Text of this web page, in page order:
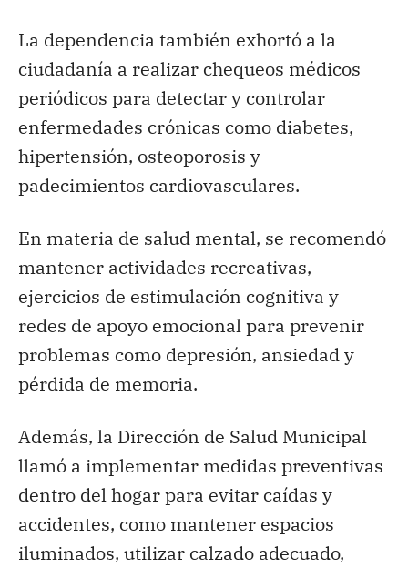
La dependencia también exhortó a la
ciudadanía a realizar chequeos médicos
periódicos para detectar y controlar
enfermedades crónicas como diabetes,
hipertensión, osteoporosis y
padecimientos cardiovasculares.
En materia de salud mental, se recomendó
mantener actividades recreativas,
ejercicios de estimulación cognitiva y
redes de apoyo emocional para prevenir
problemas como depresión, ansiedad y
pérdida de memoria.
Además, la Dirección de Salud Municipal
llamó a implementar medidas preventivas
dentro del hogar para evitar caídas y
accidentes, como mantener espacios
iluminados, utilizar calzado adecuado,